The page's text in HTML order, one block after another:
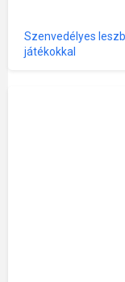
Szenvedélyes
játékokkal